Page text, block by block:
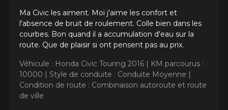
Ma Civic les aiment. Moi j'aime les confort et
l'absence de bruit de roulement. Colle bien dans les
courbes. Bon quand il a accumulation d'eau sur la
route. Que de plaisir si ont pensent pas au prix.
Véhicule : Honda Civic Touring 2016 |
KM parcourus :
10000 | Style de conduite : Conduite Moyenne |
Condition de route : Combinaison autoroute et route
de ville
Marque
Modèle